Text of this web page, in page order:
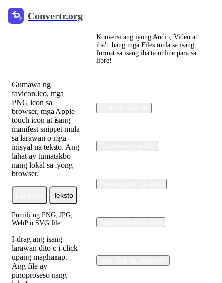
Convertr.org
Tagagawa
Gumawa ng
favicon.ico, mga
PNG icon sa
browser, mga Apple
touch icon at isang
manifest snippet mula
sa larawan o mga
inisyal na teksto. Ang
lahat ay tumatakbo
nang lokal sa iyong
browser.
Teksto
Pumili ng PNG, JPG,
WebP o SVG file
I-drag ang isang
larawan dito o i-click
upang maghanap.
Ang file ay
pinoproseso nang
Konversi ang iyong Audio, Video at
iba't ibang mga Files mula sa isang
format sa isang iba'ta online para sa
libre!